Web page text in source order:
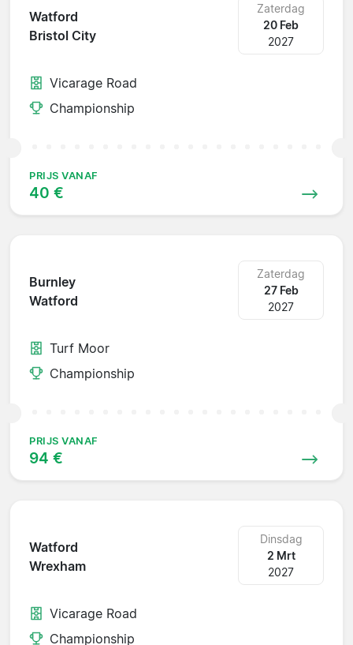
Watford
Bristol City
Zaterdag
20 Feb
2027
Vicarage Road
Championship
PRIJS VANAF
40 €
Burnley
Watford
Zaterdag
27 Feb
2027
Turf Moor
Championship
PRIJS VANAF
94 €
Watford
Wrexham
Dinsdag
2 Mrt
2027
Vicarage Road
Championship